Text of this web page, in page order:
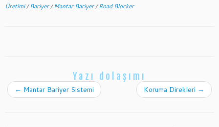
Üretimi/Bariyer/Mantar Bariyer/Road Blocker
Yazı dolaşımı
← Mantar Bariyer Sistemi Koruma Direkleri →